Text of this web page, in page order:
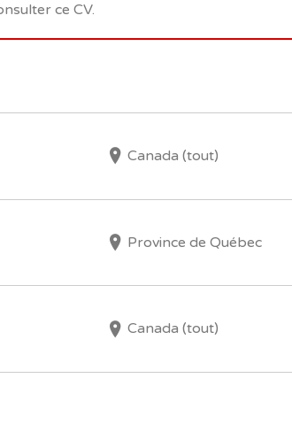
ce CV.
Canada (tout)
Province de Québec
Canada (tout)